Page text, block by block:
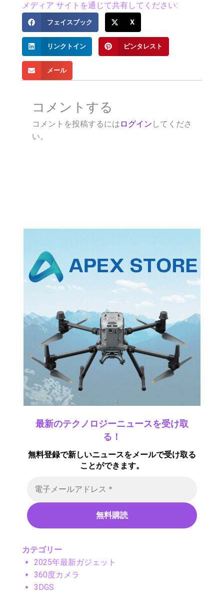
メディア サイトを通じて共有してください:
フェイスブック X
リンクトイン ピンタレスト
メール
コメントする
コメントを投稿するには ログイン してくださ
い。
最新のテクノロジーニュースを受け取
る！
無料登録で新しいニュースをメールで受け取る
ことができます。
カテゴリー
2025年最新ガジェット
360度カメラ
3DGS